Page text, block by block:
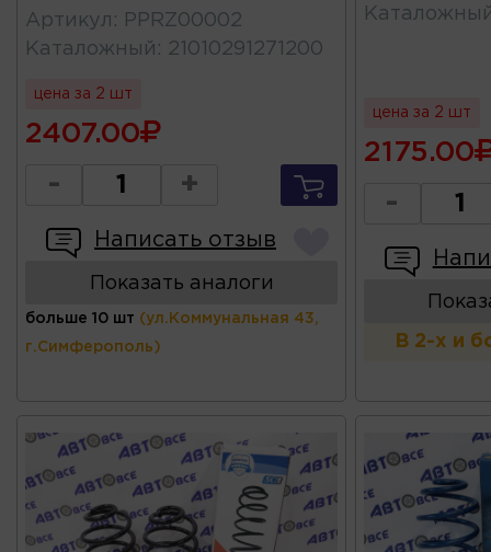
Артикул :
PPRZ00002
Каталожный : 21010291271200
цена за 2 шт
2407.00
- +
Написать отзыв
Показать аналоги
больше 10 шт (ул.Коммунальная 43,
г.Симферополь)
цена за 2 шт
2175.00
-
В 2-х и